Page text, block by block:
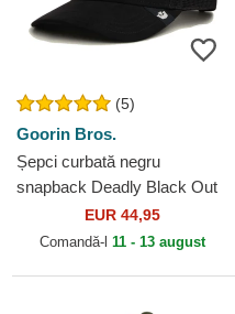
(5)
Goorin Bros.
Șepci curbată negru
snapback Deadly Black Out
Scorpion Metallic The Farm
Goorin Bros.
EUR 44,95
Comandă-l 11 - 13 august